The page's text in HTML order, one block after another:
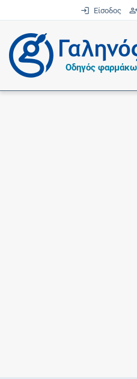
Είσοδος
Οδηγός